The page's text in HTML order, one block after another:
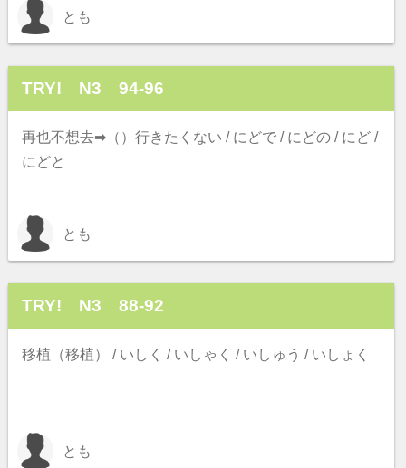
とも
TRY! N3 94-96
再也不想去➡（）行きたくない / にどで / にどの / にど /
にどと
とも
TRY! N3 88-92
移植（移植） / いしく / いしゃく / いしゅう / いしょく
とも